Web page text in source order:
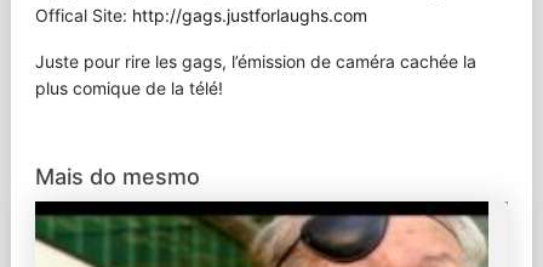
Offical Site: http://gags.justforlaughs.com
Juste pour rire les gags, l’émission de caméra cachée la
plus comique de la télé!
Mais do mesmo